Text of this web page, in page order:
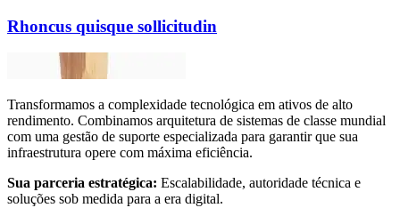
Rhoncus quisque sollicitudin
Transformamos a complexidade tecnológica em ativos de alto
rendimento. Combinamos arquitetura de sistemas de classe mundial
com uma gestão de suporte especializada para garantir que sua
infraestrutura opere com máxima eficiência.
Sua parceria estratégica: Escalabilidade, autoridade técnica e
soluções sob medida para a era digital.